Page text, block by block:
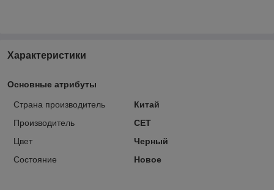
Характеристики
Основные атрибуты
Страна производитель
Китай
Производитель
CET
Цвет
Черный
Состояние
Новое